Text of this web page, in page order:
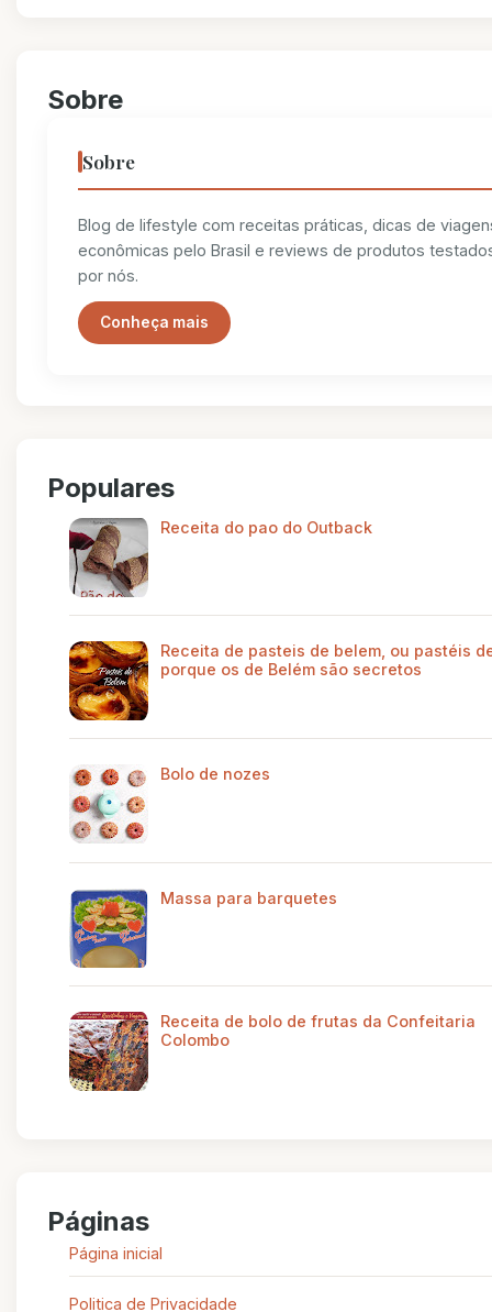
Sobre
Sobre
Blog de lifestyle com receitas práticas, dicas de
econômicas pelo Brasil e reviews de produtos
por nós.
Conheça mais
Populares
Receita do pao do Outback
Receita de pasteis de belem, ou pastéis
porque os de Belém são secretos
Bolo de nozes
Massa para barquetes
Receita de bolo de frutas da Confeitaria
Colombo
Páginas
Página inicial
Politica de Privacidade